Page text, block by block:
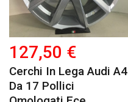
127,50 €
Cerchi In Lega Audi A4
Da 17 Pollici